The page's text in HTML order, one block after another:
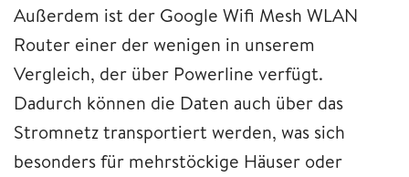
Außerdem ist der Google Wifi Mesh WLAN
Router einer der wenigen in unserem
Vergleich, der über Powerline verfügt.
Dadurch können die Daten auch über das
Stromnetz transportiert werden, was sich
besonders für mehrstöckige Häuser oder